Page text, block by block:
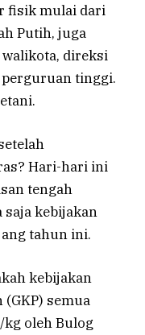
fisik mulai dari
Putih, juga
direksi
perguruan tinggi.
Hari-hari ini
tengah
saja kebijakan
tahun ini.
kebijakan
semua
kg oleh Bulog